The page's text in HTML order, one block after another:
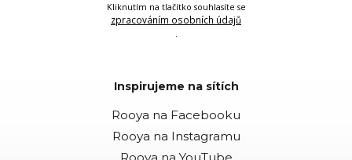
Kliknutím na tlačítko souhlasíte se
zpracováním osobních údajů
.
Inspirujeme na sítích
Rooya na Facebooku
Rooya na Instagramu